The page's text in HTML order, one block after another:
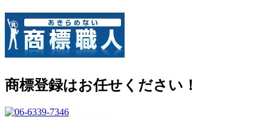
商標登録はお任せください！